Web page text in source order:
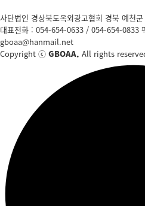
사단법인 경상북도옥외광고협회 경북 예천
대표전화 : 054-654-0633 / 054-654-0833
gboaa@hanmail.net
Copyright ⓒ GBOAA. All rights